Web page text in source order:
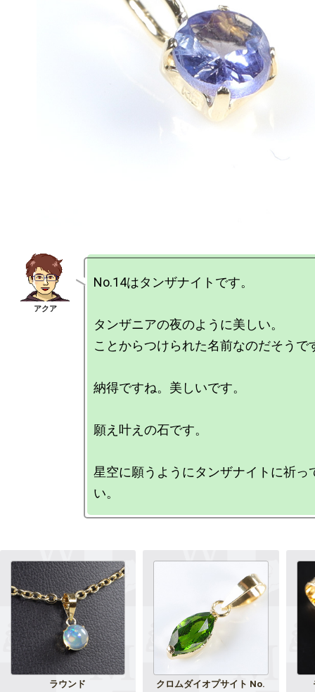
No.14はタンザナイトです。
タンザニアの夜のように美しい。
ことからつけられた名前なのだそうで
納得ですね。美しいです。
願え叶えの石です。
星空に願うようにタンザナイトに祈っ
ラウンド
クロムダイオプサイト No.